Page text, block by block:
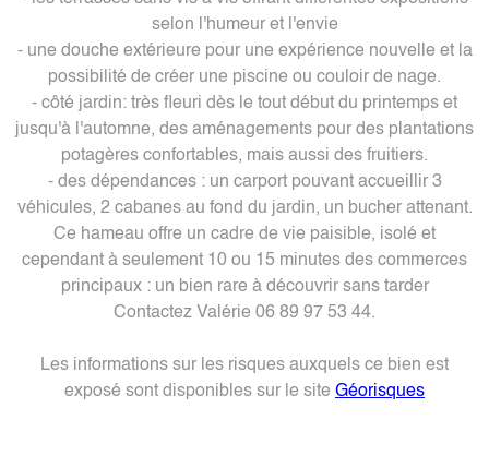
selon l'humeur et l'envie
- une douche extérieure pour une expérience nouvelle et la
possibilité de créer une piscine ou couloir de nage.
- côté jardin: très fleuri dès le tout début du printemps et
jusqu'à l'automne, des aménagements pour des plantations
potagères confortables, mais aussi des fruitiers.
- des dépendances : un carport pouvant accueillir 3
véhicules, 2 cabanes au fond du jardin, un bucher attenant.
Ce hameau offre un cadre de vie paisible, isolé et
cependant à seulement 10 ou 15 minutes des commerces
principaux : un bien rare à découvrir sans tarder
Contactez Valérie 06 89 97 53 44.
Les informations sur les risques auxquels ce bien est
exposé sont disponibles sur le site Géorisques